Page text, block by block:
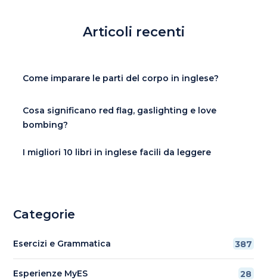
Articoli recenti
Come imparare le parti del corpo in inglese?
Cosa significano red flag, gaslighting e love
bombing?
I migliori 10 libri in inglese facili da leggere
Categorie
Esercizi e Grammatica 387
Esperienze MyES 28